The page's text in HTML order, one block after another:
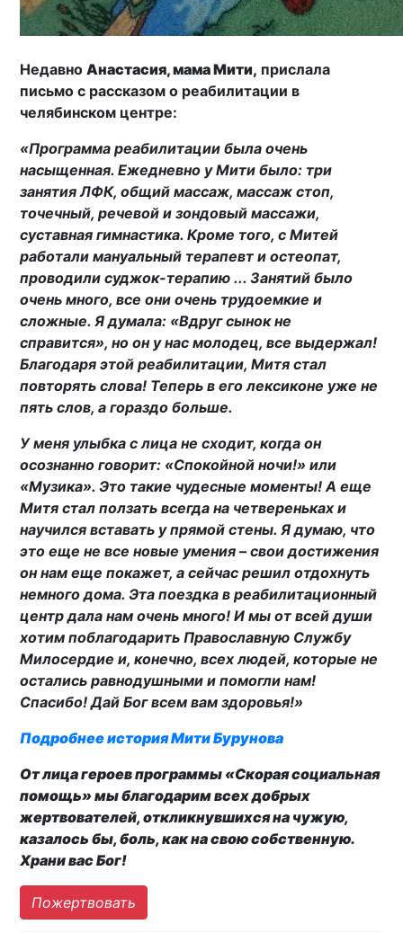
НедавноАнастасия, мама Мити, прислала
письмо с рассказом о реабилитации в
челябинском центре:
«Программа реабилитации была очень
насыщенная. Ежедневно у Мити было: три
занятия ЛФК, общий массаж, массаж стоп,
точечный, речевой и зондовый массажи,
суставная гимнастика. Кроме того, с Митей
работали мануальный терапевт и остеопат,
проводили суджок-терапию ... Занятий было
очень много, все они очень трудоемкие и
сложные. Я думала: «Вдруг сынок не
справится», но он у нас молодец, все выдержал!
Благодаря этой реабилитации, Митя стал
повторять слова! Теперь в его лексиконе уже не
пять слов, а гораздо больше.
У меня улыбка с лица не сходит, когда он
осознанно говорит: «Спокойной ночи!» или
«Музика». Это такие чудесные моменты! А еще
Митя стал ползать всегда на четвереньках и
научился вставать у прямой стены. Я думаю, что
это еще не все новые умения – свои достижения
он нам еще покажет, а сейчас решил отдохнуть
немного дома. Эта поездка в реабилитационный
центр дала нам очень много! И мы от всей души
хотим поблагодарить Православную Службу
Милосердие и, конечно, всех людей, которые не
остались равнодушными и помогли нам!
Спасибо! Дай Бог всем вам здоровья!»
Подробнее история Мити Бурунова
От лица героев программы «Скорая социальная
помощь» мы благодарим всех добрых
жертвователей, откликнувшихся на чужую,
казалось бы, боль, как на свою собственную.
Храни вас Бог!
Пожертвовать